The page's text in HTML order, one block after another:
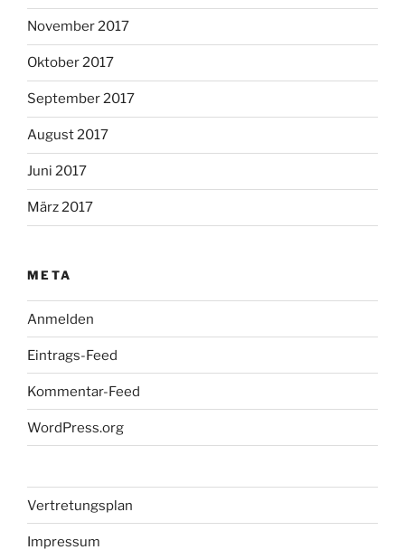
November 2017
Oktober 2017
September 2017
August 2017
Juni 2017
März 2017
META
Anmelden
Eintrags-Feed
Kommentar-Feed
WordPress.org
Vertretungsplan
Impressum